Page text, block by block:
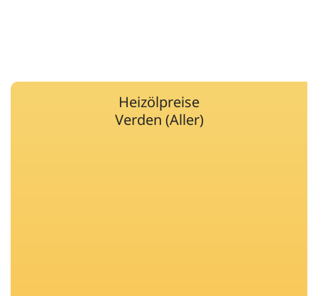
Heizölpreise
Verden (Aller)